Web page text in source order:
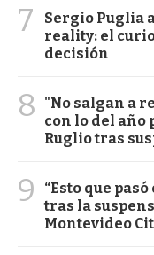
7
Sergio Puglia
reality: el
decisión
8
"No salgan a
con lo del año
Ruglio tras
9
“Esto que
tras la
Montevideo